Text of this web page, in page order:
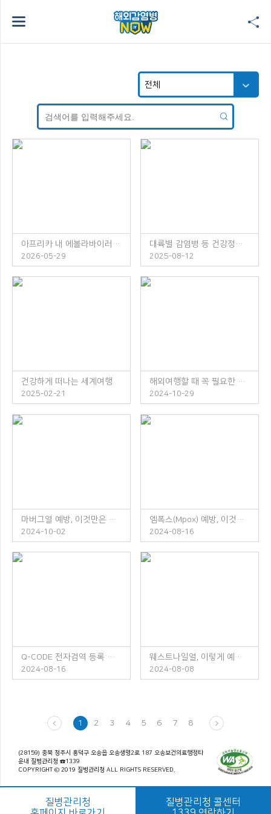
아프리카 내 에볼라바이러스병 발생 주의!
2026-05-29
대륙별 감염병 등 건강정보 소책자 발간 안내
2025-08-12
건강하게 떠나는 세계여행
2025-02-21
해외여행할 때 꼭 필요한 체크리스트
2024-10-29
마버그열 예방, 이것만은 꼭 지켜주세요!
2024-10-02
엠폭스(Mpox) 예방, 이것만은 꼭 지켜주세요!
2024-08-16
Q-CODE 전자검역 등록 안내
2024-08-16
웨스트나일열, 이렇게 예방하세요!
2024-08-08
1 2 3 4 5 6 7 8
(28159) 충북 청주시 흥덕구 오송읍 오송생명2로 187 오송보건의료행정타
운내 질병관리청 ☎1339
COPYRIGHT © 2019 질병관리청 ALL RIGHTS RESERVED.
질병관리청
질병관리청 콜센터